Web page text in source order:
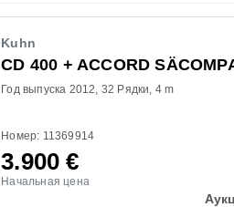
Kuhn
CD 400 + ACCORD
Год выпуска 2012 32 Рядки 4 m
Номер: 11369914
3.900€
Начальная цена